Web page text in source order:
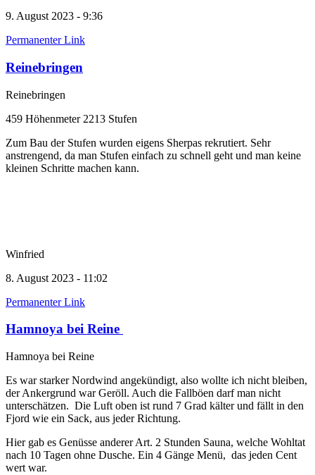
9. August 2023 - 9:36
Permanenter Link
Reinebringen
Reinebringen
459 Höhenmeter 2213 Stufen
Zum Bau der Stufen wurden eigens Sherpas rekrutiert. Sehr
anstrengend, da man Stufen einfach zu schnell geht und man keine
kleinen Schritte machen kann.
Winfried
8. August 2023 - 11:02
Permanenter Link
Hamnoya bei Reine
Hamnoya bei Reine
Es war starker Nordwind angekündigt, also wollte ich nicht bleiben,
der Ankergrund war Geröll. Auch die Fallböen darf man nicht
unterschätzen. Die Luft oben ist rund 7 Grad kälter und fällt in den
Fjord wie ein Sack, aus jeder Richtung.
Hier gab es Genüsse anderer Art. 2 Stunden Sauna, welche Wohltat
nach 10 Tagen ohne Dusche. Ein 4 Gänge Menü, das jeden Cent
wert war.